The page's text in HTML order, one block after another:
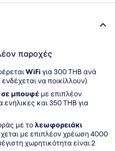
παροχές
WiFi για 300 THB ανά
να ποικίλλουν)
μπουφέ με επιπλέον
και 350 THB για
με τολεωφορειάκι
με επιπλέον χρέωση 4000
χωρητικότητα είναι 2